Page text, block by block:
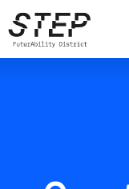
Skip
to
main